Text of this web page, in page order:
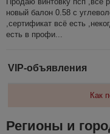
новый балон 0.58 с
,сертификат всё есть
есть в профи...
VIP-объявления
Как
Регионы и